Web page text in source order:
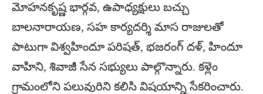
మోహనకృష్ణ భార్గవ, ఉపాధ్యక్షులు బచ్చు
బాలనారాయణ, సహ కార్యదర్శి మాస రాజులతో
పాటుగా విశ్వహిందూ పరిషత్, భజరంగ్ దళ్, హిందూ
వాహిని, శివాజీ సేన సభ్యులు పాల్గొన్నారు. కళ్లెం
గ్రామంలోని పలువురిని కలిసి విషయాన్ని సేకరించారు.